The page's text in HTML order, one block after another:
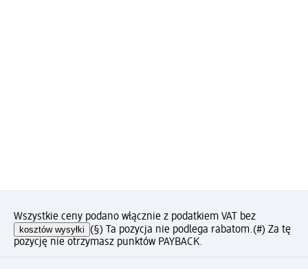
Wszystkie ceny podano włącznie z podatkiem VAT bez
kosztów wysyłki (§) Ta pozycja nie podlega rabatom.(#) Za tę
pozycję nie otrzymasz punktów PAYBACK.